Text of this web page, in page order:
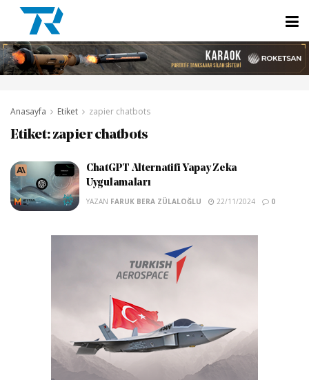
Anasayfa Etiket zapier chatbots
Etiket:zapier chatbots
ChatGPT Alternatifi Yapay Zeka
Uygulamaları
YAZAN FARUK BERA ZÜLALOĞLU 22/11/2024 0